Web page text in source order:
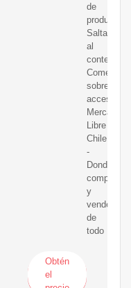
de
productos.
Saltar
al
contenido
Comentar
sobre
Mercado
Libre
Chile
-
Donde
comprar
y
vender
de
todo
Obtén
el